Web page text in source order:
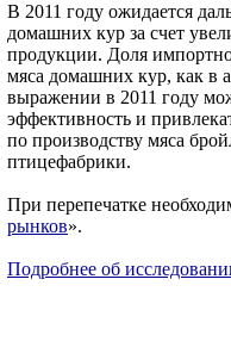
В 2011 году ожидается
домашних кур за счет
продукции. Доля
мяса домашних кур, как в
выражении в 2011 году
эффективность и
по производству мяса
птицефабрики.
При перепечатке
рынков».
Подробнее об